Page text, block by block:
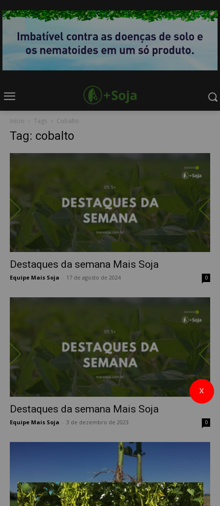
Início Tags Cobalto
Tag: cobalto
Destaques da semana Mais Soja
Equipe Mais Soja 17 de agosto de 2024 0
Destaques da semana Mais Soja
Equipe Mais Soja 3 de dezembro de 2023 0
X